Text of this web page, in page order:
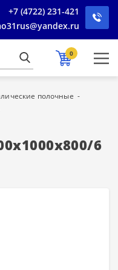
+7 (4722) 231-421
0
полочные
6